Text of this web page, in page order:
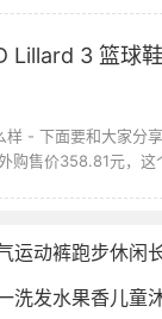
Lillard 3 篮球
样 - 下面要和大家分
购售价358.81元，
运动裤跑步休闲
洗发水果香儿童